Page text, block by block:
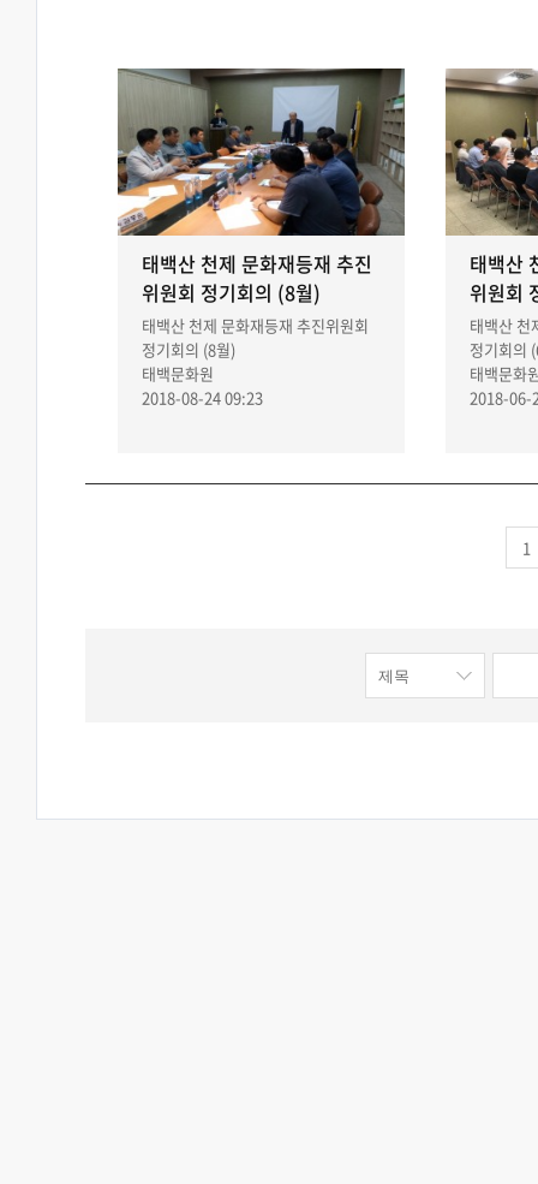
태백산 천제 문화재등재 추진
위원회 정기회의 (8월)
태백산 천제 문화재등재 추진위원회
정기회의 (8월)
태백문화원
2018-08-24 09:23
태백산
위원회
태백산 천
정기회의
태백문화
2018-06-
1